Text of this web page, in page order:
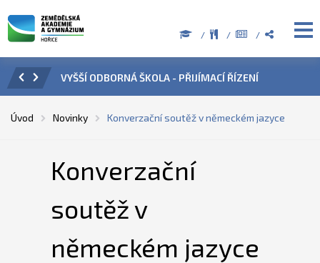
ÚŘEDNÍ HODINY V OBDOBÍ LETNÍCH PRÁZDNIN
Úvod Novinky Konverzační soutěž v německém jazyce
Konverzační
soutěž v
německém jazyce